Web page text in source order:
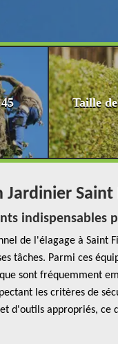
Taille
Jardinier
indispensables
de l'élagage à Saint
tâches. Parmi ces
sont fréquemment
les critères de
d'outils appropriés, ce